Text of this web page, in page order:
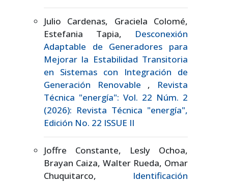
Julio Cardenas, Graciela Colomé,
Estefania Tapia, Desconexión
Adaptable de Generadores para
Mejorar la Estabilidad Transitoria
en Sistemas con Integración de
Generación Renovable , Revista
Técnica "energía": Vol. 22 Núm. 2
(2026): Revista Técnica "energía",
Edición No. 22 ISSUE II
Joffre Constante, Lesly Ochoa,
Brayan Caiza, Walter Rueda, Omar
Chuquitarco, Identificación